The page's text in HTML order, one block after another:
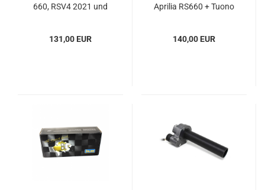
660, RSV4 2021 und
131,00 EUR
Aprilia RS660 + Tuono
140,00 EUR